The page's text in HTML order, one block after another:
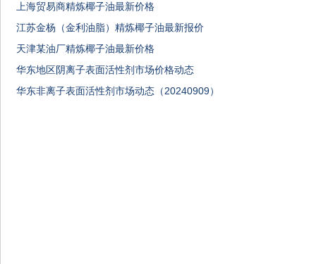
上海贸易商精炼椰子油最新价格
江苏金杨（金利油脂）精炼椰子油最新报价
天津某油厂精炼椰子油最新价格
华东地区阴离子表面活性剂市场价格动态
华东非离子表面活性剂市场动态（20240909）